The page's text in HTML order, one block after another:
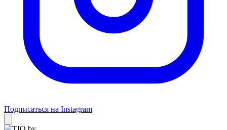
Подписаться на Instagram